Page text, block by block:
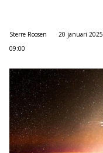
Sterre Roosen
20 januari 2025
09:00